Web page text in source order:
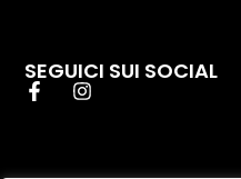
SEGUICI SUI SOCIAL